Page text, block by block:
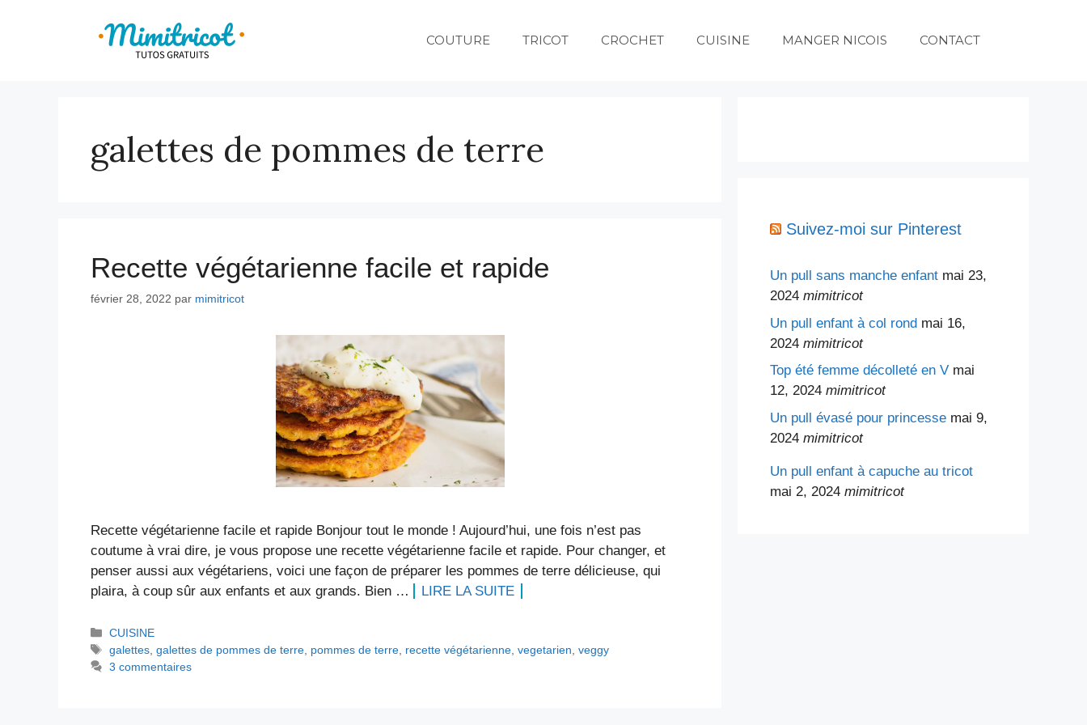
COUTURE TRICOT CROCHET CUISINE MANGER NICOIS CONTACT
galettes de pommes de terre
Recette végétarienne facile et rapide
février 28, 2022 par mimitricot
Recette végétarienne facile et rapide Bonjour tout le monde ! Aujourd’hui, une fois n’est pas
coutume à vrai dire, je vous propose une recette végétarienne facile et rapide. Pour changer, et
penser aussi aux végétariens, voici une façon de préparer les pommes de terre délicieuse, qui
plaira, à coup sûr aux enfants et aux grands. Bien …
LIRE LA SUITE
Catégories
CUISINE
Étiquettes
galettes ,galettes de pommes de terre pommes de terre recette végétarienne ,vegetarien ,veggy
3 commentaires
Suivez-moi sur Pinterest
Un pull sans manche enfant mai 23,
2024 mimitricot
Un pull enfant à col rond mai 16,
2024 mimitricot
Top été femme décolleté en V mai
12, 2024 mimitricot
Un pull évasé pour princesse mai 9,
2024 mimitricot
Un pull enfant à capuche au tricot
mai 2, 2024 mimitricot